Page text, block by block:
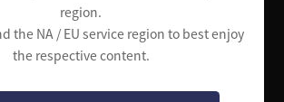
region.
the NA / EU service region to best enjoy
the respective content.